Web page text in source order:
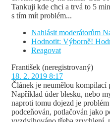
Tankuji kde chci a trvá to 5
s tím mít problém...
Nahlásit moderátorům
Hodnotit: Výborně!
Reagovat
František (neregistrovaný)
18. 2. 2019 8:17
Článek je neumělou
Například úder blesku, nebo
naproti tomu dojezd je
podceňován, potlačován jako